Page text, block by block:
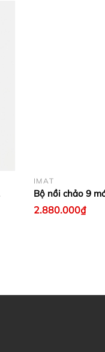
IMAT
Bộ nồi chảo 9
2.880.000₫